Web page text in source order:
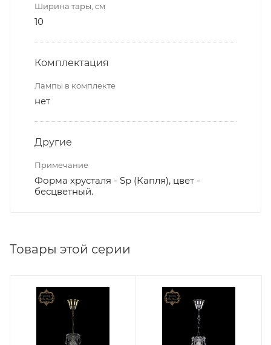
Ширина тары, см
10
Комплектация
Лампы в комплекте
нет
Другие
Примечание
Форма хрусталя - Sp (Капля), цвет -
бесцветный.
Товары этой серии